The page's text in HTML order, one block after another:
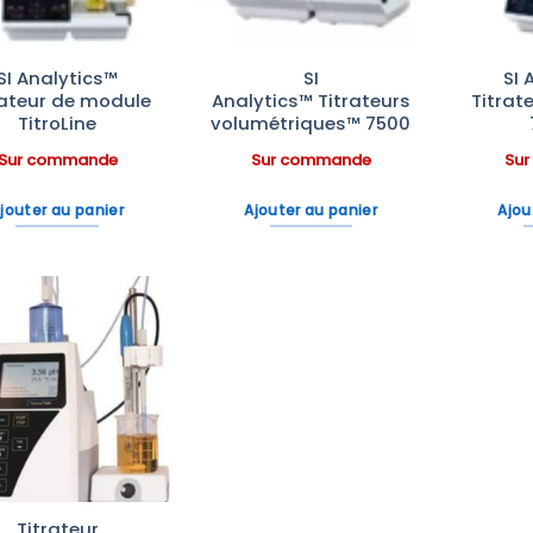
Analytics™
de module
TitroLine
commande
au panier
SI
Analytics™ Titrateurs
volumétriques™ 7500
Sur commande
Ajouter au panier
SI
Ajouter
à la liste
d’envies